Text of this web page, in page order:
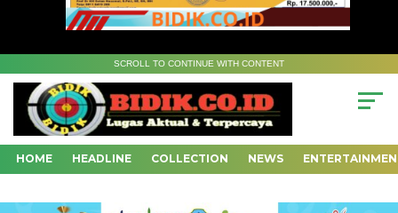
SCROLL TO CONTINUE WITH CONTENT
HOME HEADLINE COLLECTION NEWS